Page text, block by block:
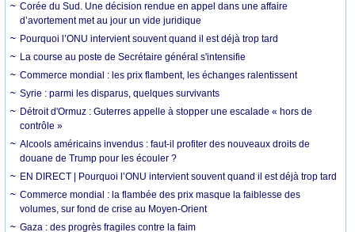
Corée du Sud. Une décision rendue en appel dans une affaire
d’avortement met au jour un vide juridique
Pourquoi l’ONU intervient souvent quand il est déjà trop tard
La course au poste de Secrétaire général s'intensifie
Commerce mondial : les prix flambent, les échanges ralentissent
Syrie : parmi les disparus, quelques survivants
Détroit d'Ormuz : Guterres appelle à stopper une escalade « hors de
contrôle »
Alcools américains invendus : faut-il profiter des nouveaux droits de
douane de Trump pour les écouler ?
EN DIRECT | Pourquoi l’ONU intervient souvent quand il est déjà trop tard
Commerce mondial : la flambée des prix masque la faiblesse des
volumes, sur fond de crise au Moyen-Orient
Gaza : des progrès fragiles contre la faim